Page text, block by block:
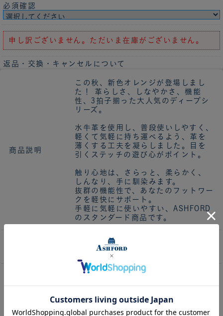
必須確認
申し訳ございません。ただいま在庫がございません。
返品・交換・キャンセルについて
商品説明
この秋、新色オレンジが登場しまし
た！ 革らしさ、しなやかさ、機能
性、3拍子揃った大人気のディープシ
リーズ。
水牛革を使用し、普段使いしやすく、
軽くて気軽に持ち運べるよう、革を
薄くする工夫を凝らしました。目を
引くステッチの遊び心がポイント。
触り心地は、さらっと、柔らかく、
しんなり、手に馴染みます。
抜群の機能性で、あなたのフットワー
クを軽快にサポート。
手軽に気軽に使いやすい、ASHFORD
のスタンダード商品です。
A5 (H235×175、中開き362mm、重
さ415ｇ）
天然皮革を使用しており、一枚の牛革
から裁断しておりますため、掲載商品
ットされた場所により皮革の模様が
異なる場合がございます。お手元に届